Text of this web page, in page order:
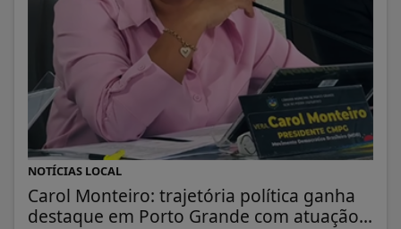
NOTÍCIAS LOCAL
Carol Monteiro: trajetória política ganha
destaque em Porto Grande com atuação...